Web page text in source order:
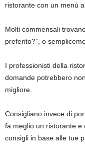
ristorante con un menù
Molti commensali
preferito?”, o
I professionisti della
domande potrebbero
migliore.
Consigliano invece di
fa meglio un ristorante e
consigli in base alle tue